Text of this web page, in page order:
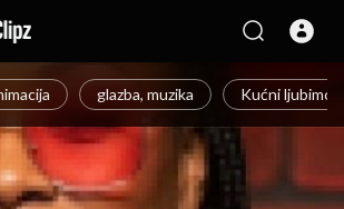
glazba, muzika Kućni ljubimci